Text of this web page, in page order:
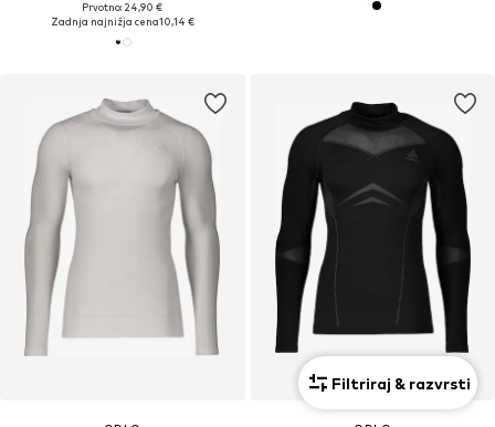
Prvotno: 24,90 €
Zadnja najnižja cena10,14 €
Filtriraj & razvrsti